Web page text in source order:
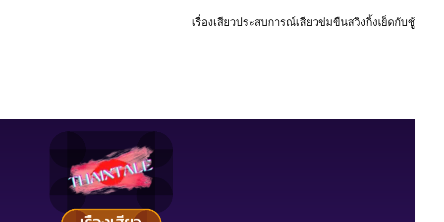
เรื่องเสียวประสบการณ์เสียวข่มขืนสวิงกิ้งเย็ดกับชู้